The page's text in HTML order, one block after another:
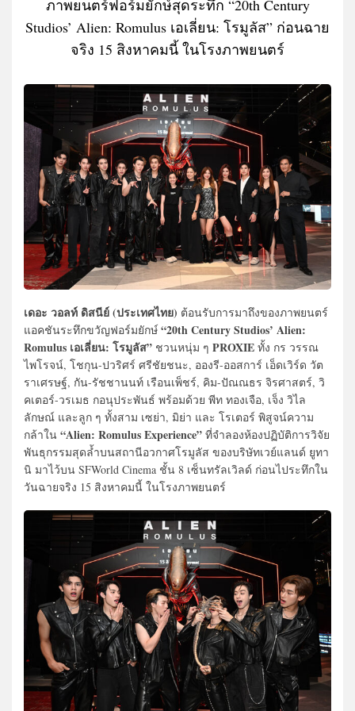
ภาพยนตร์ฟอร์มยักษ์สุดระทึก “20th Century
Studios’ Alien: Romulus เอเลี่ยน: โรมูลัส” ก่อนฉาย
จริง 15 สิงหาคมนี้ ในโรงภาพยนตร์
เดอะ วอลท์ ดิสนีย์ (ประเทศไทย) ต้อนรับการมาถึงของภาพยนตร์
แอคชันระทึกขวัญฟอร์มยักษ์ “20th Century Studios’ Alien:
Romulus เอเลี่ยน: โรมูลัส” ชวนหนุ่ม ๆ PROXIE ทั้ง กร วรรณ
ไพโรจน์, โชกุน-ปวริศร์ ศรีชัยชนะ, อองรี-ออสการ์ เอ็ดเวิร์ด วัต
ราเศรษฐ์, กัน-รัชชานนท์ เรือนเพ็ชร์, คิม-ปัณณธร จิรศาสตร์, วิ
คเตอร์-วรเมธ กอนุประพันธ์ พร้อมด้วย พีท ทองเจือ, เจ็ง วิไล
ลักษณ์ และลูก ๆ ทั้งสาม เซย่า, มิย่า และ โรเตอร์ พิสูจน์ความ
กล้าใน “Alien: Romulus Experience” ที่จำลองห้องปฏิบัติการวิจัย
พันธุกรรมสุดล้ำบนสถานีอวกาศโรมูลัส ของบริษัทเวย์แลนด์ ยูทา
นิ มาไว้บน SFWorld Cinema ชั้น 8 เซ็นทรัลเวิลด์ ก่อนไประทึกใน
วันฉายจริง 15 สิงหาคมนี้ ในโรงภาพยนตร์